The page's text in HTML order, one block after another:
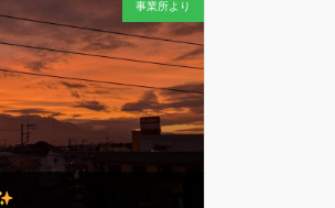
キレイに行儀よく整列する
成長を楽しみにしていま
事業所より